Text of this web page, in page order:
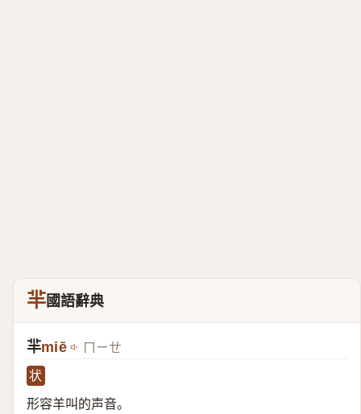
羋國語辭典
羋miē ㄇㄧㄝ
状
形容羊叫的声音。